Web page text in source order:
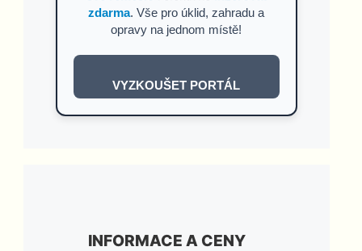
zdarma. Vše pro úklid, zahradu a
opravy na jednom místě!
VYZKOUŠET PORTÁL
INFORMACE A CENY